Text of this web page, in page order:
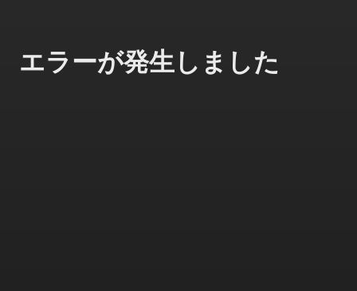
エラーが発生しました